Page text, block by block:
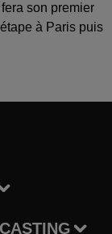
son premier
à Paris puis
CASTING